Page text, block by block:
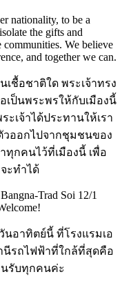
nationality, to be a
the gifts and
communities. We believe
and together we can.
เชื้อชาติใด พระเจ้าทรง
เป็นพระพรให้กับเมืองนี้
เจ้าได้ประทานให้เรา
วออกไปจากชุมชนของ
าทุกคนไว้ที่เมืองนี้ เพื่อ
ะทำได้
Trad Soi 12/1
นอาทิตย์นี้ ที่โรงแรมเอ
นีรถไฟฟ้าที่ใกล้ที่สุดคือ
รับทุกคนค่ะ